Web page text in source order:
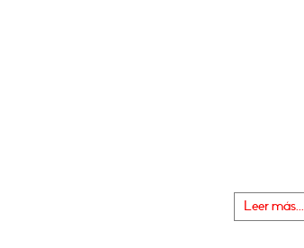
Leer más...